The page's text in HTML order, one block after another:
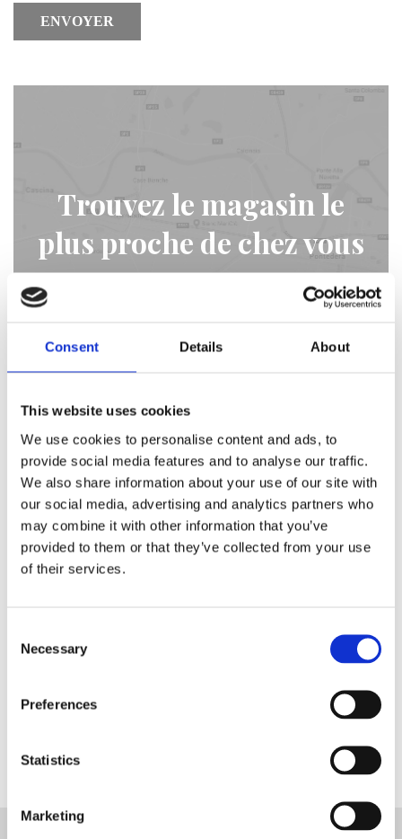
Consent Details About
This website uses cookies
We use cookies to personalise content and ads, to
provide social media features and to analyse our traffic.
We also share information about your use of our site with
our social media, advertising and analytics partners who
may combine it with other information that you’ve
provided to them or that they’ve collected from your use
of their services.
Selection
Necessary
Preferences
Statistics
Marketing
ENVOYER
Trouvez le magasin le
plus proche de chez vous
Inscrivez-vous et entrez dans la
boutique Blanc MariClo' pour
les détaillants.